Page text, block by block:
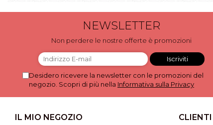
NEWSLETTER
Non perdere le nostre offerte è promozioni
Desidero ricevere la newsletter con le promozioni del
negozio. Scopri di più nella Informativa sulla Privacy
IL MIO NEGOZIO CLIENTI